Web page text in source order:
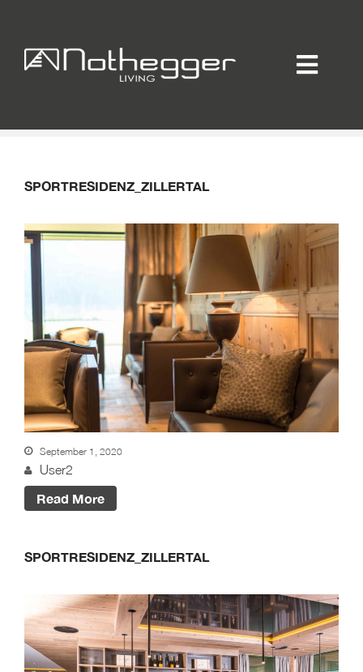
Hotellerie / Gastronomie
Unternehmen / Produktion
Showroom
Online-Möbelprogramm
Partner
Jobs
Blog
Kontakt
Kataloge
Daten-Manager
BLOG #23 – Nothegger
Living: Tradition trifft
Innovation
BLOG #22 – Nothegger
Living: Maßarbeit für
Sportresidenz
SPORTRESIDENZ_ZILLERTAL
September 1, 2020
User2
Read More
SPORTRESIDENZ_ZILLERTAL